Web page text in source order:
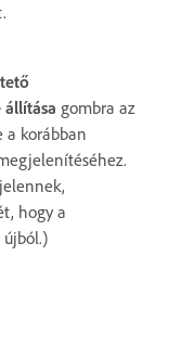
gombra az
a korábban
hogy a